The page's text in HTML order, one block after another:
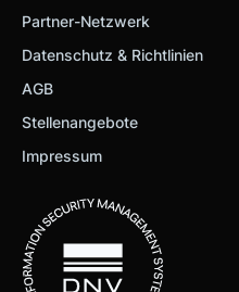
Partner-Netzwerk
Datenschutz & Richtlinien
AGB
Stellenangebote
Impressum